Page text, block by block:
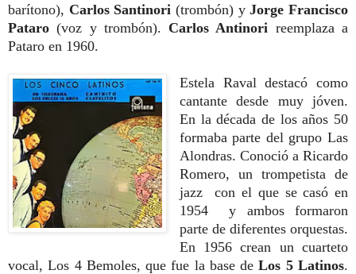
barítono), Carlos Santinori (trombón) yJorge Francisco
Pataro(voz y trombón). Carlos Antinori reemplaza a
Pataro en 1960.
Estela Raval destacó como
cantante desde muy jóven.
En la década de los años 50
formaba parte del grupo Las
Alondras. Conoció a Ricardo
Romero, un trompetista de
jazz con el que se casó en
1954 y ambos formaron
parte de diferentes orquestas.
En 1956 crean un cuarteto
vocal, Los 4 Bemoles, que fue la base deLos 5 Latinos.